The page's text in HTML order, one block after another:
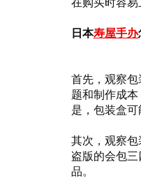
日本寿屋手办
首先，观察
题和制作成
是，包装盒
其次，观察
盗版的会包
品。